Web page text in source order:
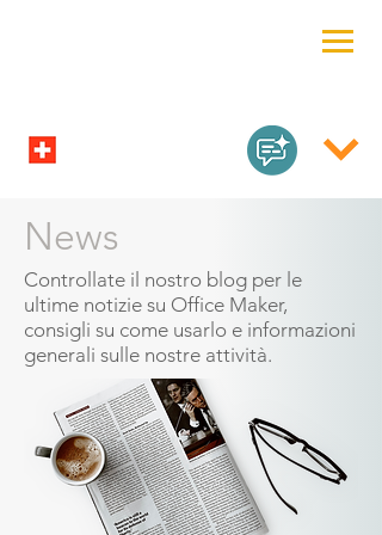
News
Controllate il nostro blog per le
ultime notizie su Office Maker,
consigli su come usarlo e informazioni
generali sulle nostre attività.